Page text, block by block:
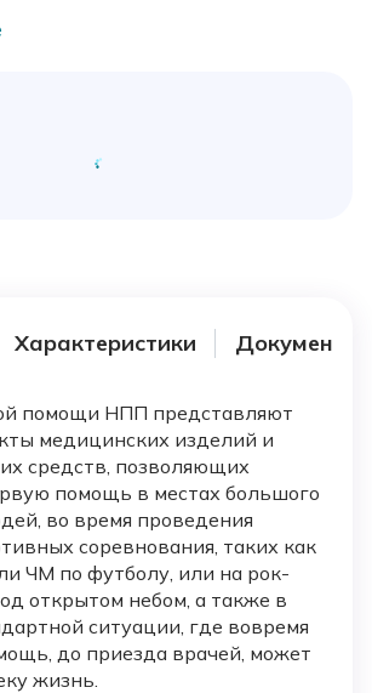
Характеристики Документы
помощи НПП представляют
медицинских изделий и
средств, позволяющих
помощь в местах большого
во время проведения
соревнования, таких как
ЧМ по футболу, или на рок-
открытом небом, а также в
ситуации, где вовремя
до приезда врачей, может
жизнь.